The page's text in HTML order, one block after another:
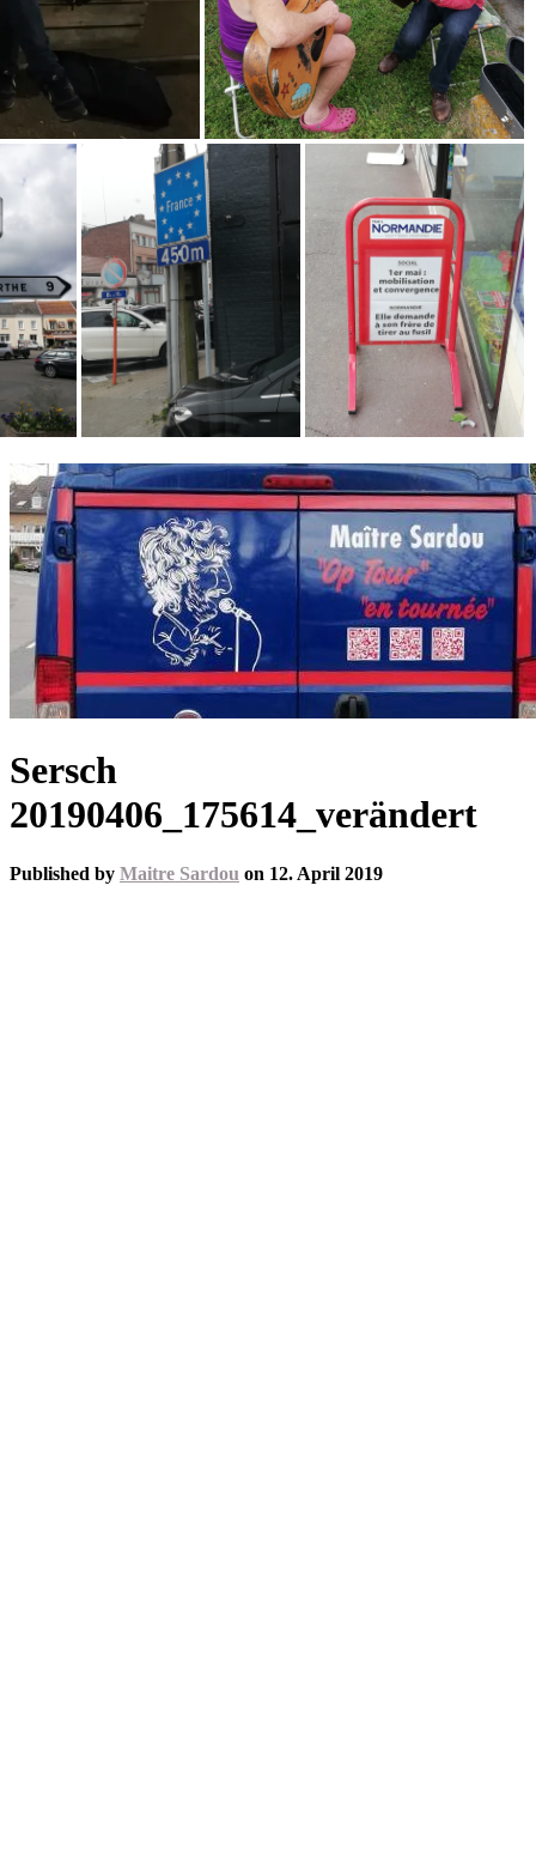
Sersch
20190406_175614_verändert
Published by Maitre Sardou on 12. April 2019